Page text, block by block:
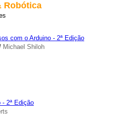
Robótica
com o Arduino - 2ª Edição
Michael Shiloh
2ª Edição